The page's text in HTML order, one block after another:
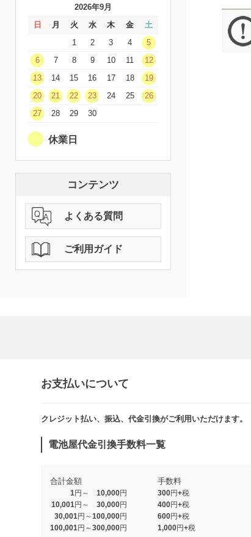
2026年9月
日
月 火 水 木 金
土
1
2 3 4
5
6
7 8 9 10 11
12
13
14 15 16 17 18
19
20
21 22 23 24 25
26
27
28 29 30
休業日
コンテンツ
よくある質問
ご利用ガイド
お支払いについて
クレジット払い、振込、代金引換がご利用いただけます。​​
電池屋代金引換手数料一覧
合計金額 手数料
1円～ 10,000円
300円+税
10,001円～ 30,000円
400円+税
30,001円～100,000円
600円+税
100,001円～300,000円
1,000円+税​